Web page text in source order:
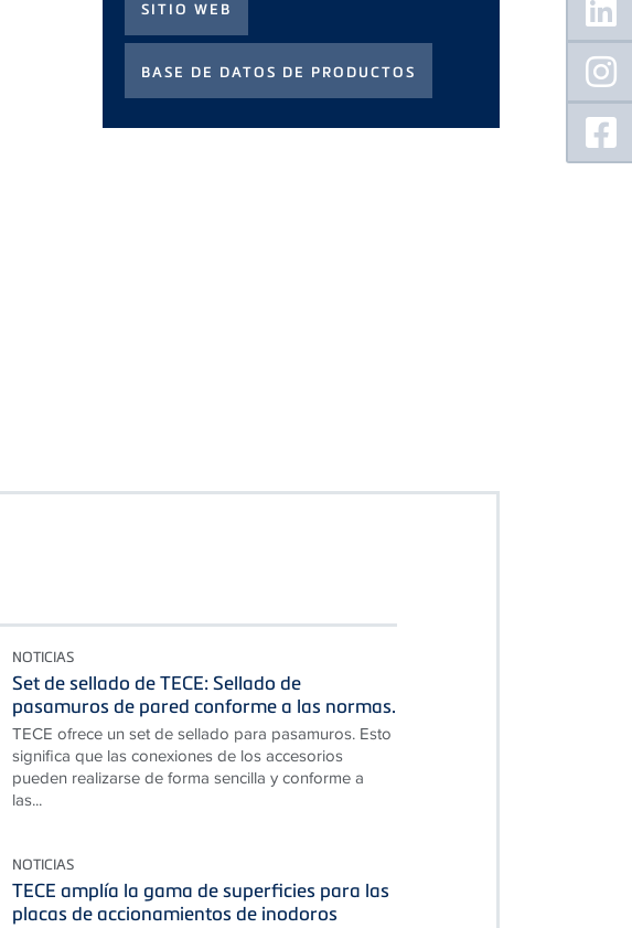
NOTICIAS
Set de sellado de TECE: Sellado de
pasamuros de pared conforme a las normas.
TECE ofrece un set de sellado para pasamuros. Esto
significa que las conexiones de los accesorios
pueden realizarse de forma sencilla y conforme a
las...
NOTICIAS
TECE amplía la gama de superficies para las
placas de accionamientos de inodoros